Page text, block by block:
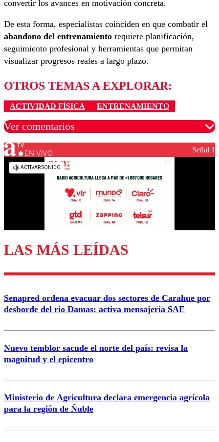
convertir los avances en motivación concreta.
De esta forma, especialistas coinciden en que combatir el
abandono del entrenamiento requiere planificación,
seguimiento profesional y herramientas que permitan
visualizar progresos reales a largo plazo.
OTROS TEMAS A EXPLORAR:
ACTIVIDAD FÍSICA ENTRENAMIENTO
Ver comentarios
Los comentarios son moderados para garantizar un
Enviar comentario
EN VIVO Señal 1
LAS MÁS LEÍDAS
Senapred ordena evacuar dos sectores de Carahue por
desborde del río Damas: activa mensajería SAE
Nuevo temblor sacude el norte del país: revisa la
magnitud y el epicentro
Ministerio de Agricultura declara emergencia agrícola
para la región de Ñuble